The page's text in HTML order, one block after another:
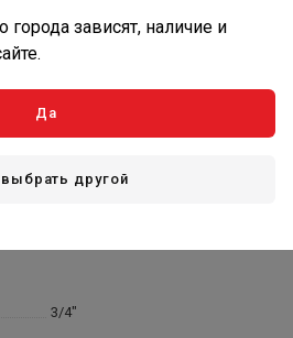
3/4"
города зависят, наличие и
Да
другой